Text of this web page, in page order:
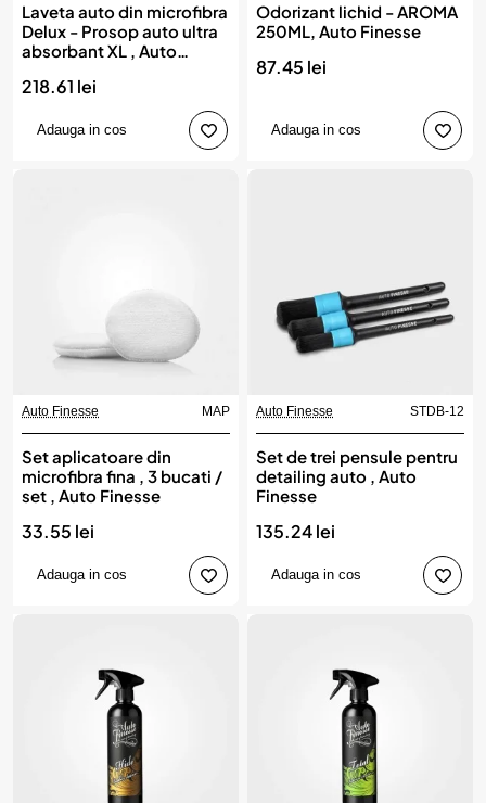
Laveta auto din microfibra
Delux - Prosop auto ultra
absorbant XL , Auto
218.61 lei
Adauga in cos
Odorizant lichid - AROMA
250ML, Auto Finesse
87.45 lei
Adauga in cos
Auto Finesse MAP
Set aplicatoare din
microfibra fina , 3 bucati /
set , Auto Finesse
33.55 lei
Adauga in cos
Auto Finesse STDB-12
Set de trei pensule pentru
detailing auto , Auto
Finesse
135.24 lei
Adauga in cos